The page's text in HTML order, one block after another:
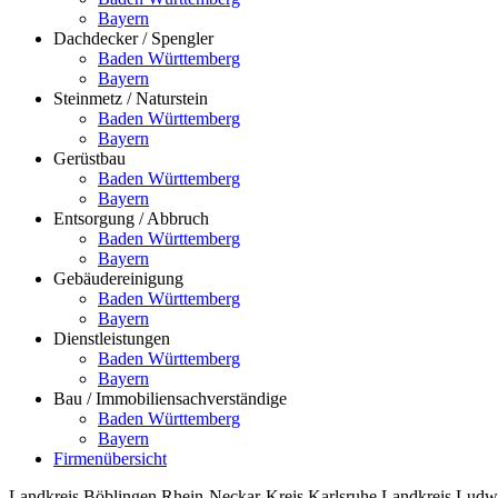
Bayern
Dachdecker / Spengler
Baden Württemberg
Bayern
Steinmetz / Naturstein
Baden Württemberg
Bayern
Gerüstbau
Baden Württemberg
Bayern
Entsorgung / Abbruch
Baden Württemberg
Bayern
Gebäudereinigung
Baden Württemberg
Bayern
Dienstleistungen
Baden Württemberg
Bayern
Bau / Immobiliensachverständige
Baden Württemberg
Bayern
Firmenübersicht